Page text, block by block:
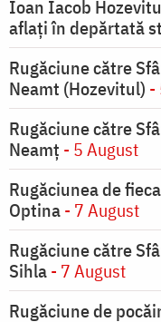
Ioan Iacob
aflați în depărtată
Rugăciune către
Neamt (Hozevitul) -
Rugăciune către
Neamț - 5 August
Rugăciunea de
Optina- 7 August
Rugăciune către
Sihla- 7 August
Rugăciune de